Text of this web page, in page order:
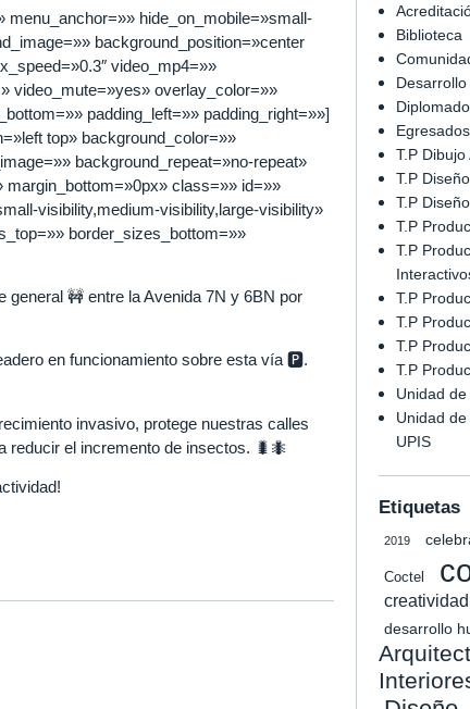
menu_anchor=»» hide_on_mobile=»small-
background_position=»center
video_mp4=»»
video_mute=»yes» overlay_color=»»
padding_left=»» padding_right=»»]
top» background_color=»»
background_repeat=»no-repeat»
margin_bottom=»0px» class=»» id=»»
visibility,medium-visibility,large-visibility»
border_sizes_bottom=»»
general 🚧 entre la Avenida 7N y 6BN por
en funcionamiento sobre esta vía 🅿️.
invasivo, protege nuestras calles
el incremento de insectos. 🐛🐜
Biblioteca
Egresados
T.P
T.P
T.P
T.P
T.P
T.P
T.P
T.P
T.P
Unidad
Unidad
UPIS
Etiquetas
2019
Coctel
creatividad
desarrollo